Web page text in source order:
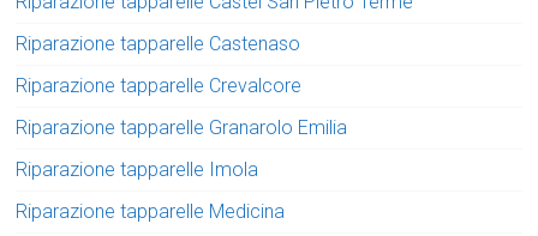
Riparazione tapparelle Castenaso
Riparazione tapparelle Crevalcore
Riparazione tapparelle Granarolo Emilia
Riparazione tapparelle Imola
Riparazione tapparelle Medicina